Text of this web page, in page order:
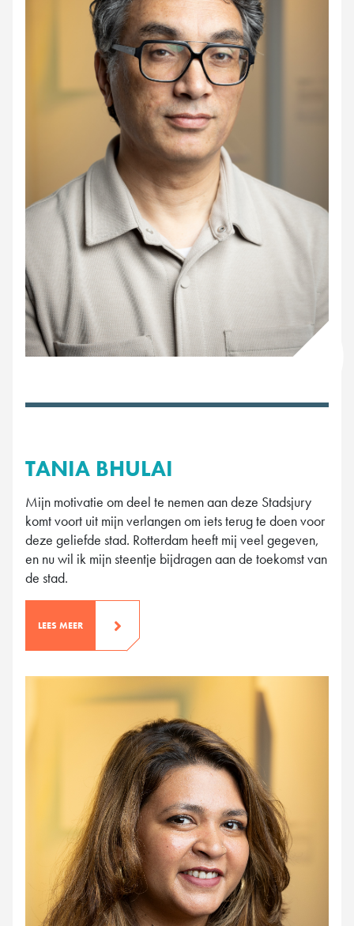
TANIA BHULAI
Mijn motivatie om deel te nemen aan deze Stadsjury
komt voort uit mijn verlangen om iets terug te doen voor
deze geliefde stad. Rotterdam heeft mij veel gegeven,
en nu wil ik mijn steentje bijdragen aan de toekomst van
de stad.
LEES MEER